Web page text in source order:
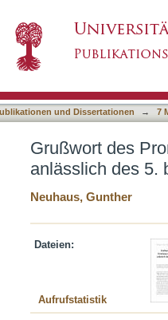
und Dissertationen → 7
Grußwort des
anlässlich des 5.
Neuhaus, Gunther
Dateien:
Aufrufstatistik